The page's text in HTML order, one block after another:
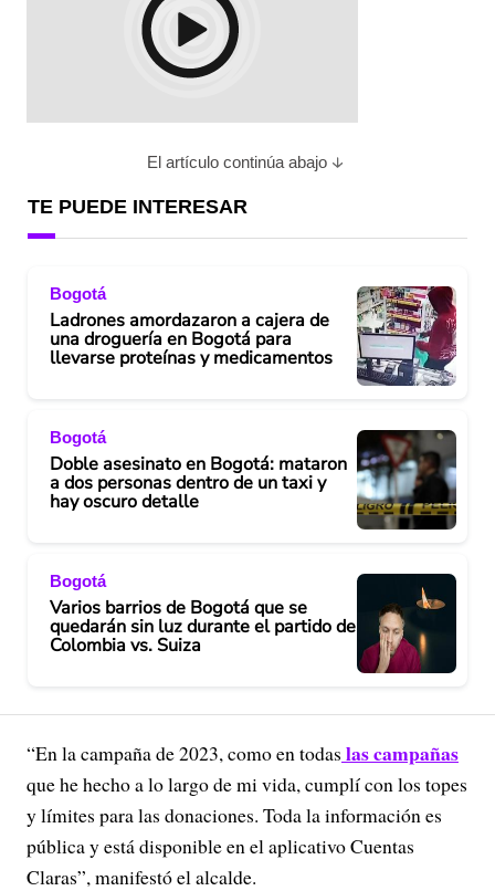
El artículo continúa abajo
TE PUEDE INTERESAR
Bogotá
Ladrones amordazaron a cajera de
una droguería en Bogotá para
llevarse proteínas y medicamentos
Bogotá
Doble asesinato en Bogotá: mataron
a dos personas dentro de un taxi y
hay oscuro detalle
Bogotá
Varios barrios de Bogotá que se
quedarán sin luz durante el partido de
Colombia vs. Suiza
“En la campaña de 2023, como en todas las campañas
que he hecho a lo largo de mi vida, cumplí con los topes
y límites para las donaciones. Toda la información es
pública y está disponible en el aplicativo Cuentas
Claras”, manifestó el alcalde.